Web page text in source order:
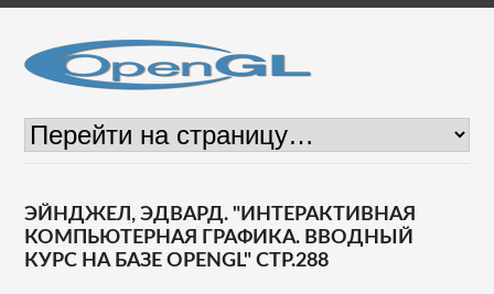
ЭЙНДЖЕЛ, ЭДВАРД. "ИНТЕРАКТИВНАЯ
КОМПЬЮТЕРНАЯ ГРАФИКА. ВВОДНЫЙ
КУРС НА БАЗЕ OPENGL" СТР.288